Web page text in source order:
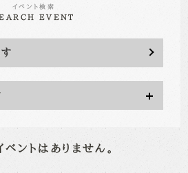
イベント検索
EVENT
ントはありません。